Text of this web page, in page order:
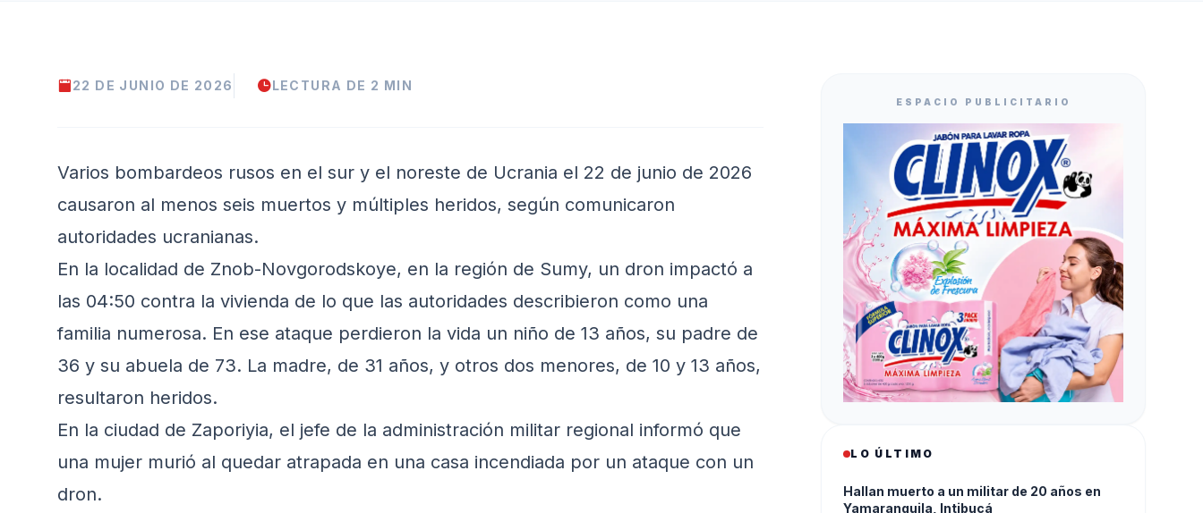
22 DE JUNIO DE 2026 LECTURA DE 2 MIN
Varios bombardeos rusos en el sur y el noreste de Ucrania el 22 de junio de 2026
causaron al menos seis muertos y múltiples heridos, según comunicaron
autoridades ucranianas.
En la localidad de Znob-Novgorodskoye, en la región de Sumy, un dron impactó a
las 04:50 contra la vivienda de lo que las autoridades describieron como una
familia numerosa. En ese ataque perdieron la vida un niño de 13 años, su padre de
36 y su abuela de 73. La madre, de 31 años, y otros dos menores, de 10 y 13 años,
resultaron heridos.
En la ciudad de Zaporiyia, el jefe de la administración militar regional informó que
una mujer murió al quedar atrapada en una casa incendiada por un ataque con un
dron.
ESPACIO PUBLICITARIO
LO ÚLTIMO
Hallan muerto a un militar de 20 años en
Yamaranguila, Intibucá